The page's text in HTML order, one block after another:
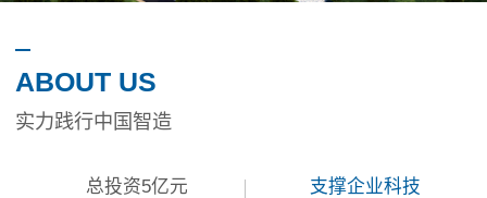
ABOUT US
实力践行中国智造
总投资5亿元
支撑企业科技